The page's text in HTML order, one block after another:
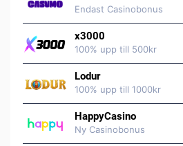
Endast Casinobonus
x3000
100% upp till 500kr
Lodur
100% upp till 1000kr
HappyCasino
Ny Casinobonus